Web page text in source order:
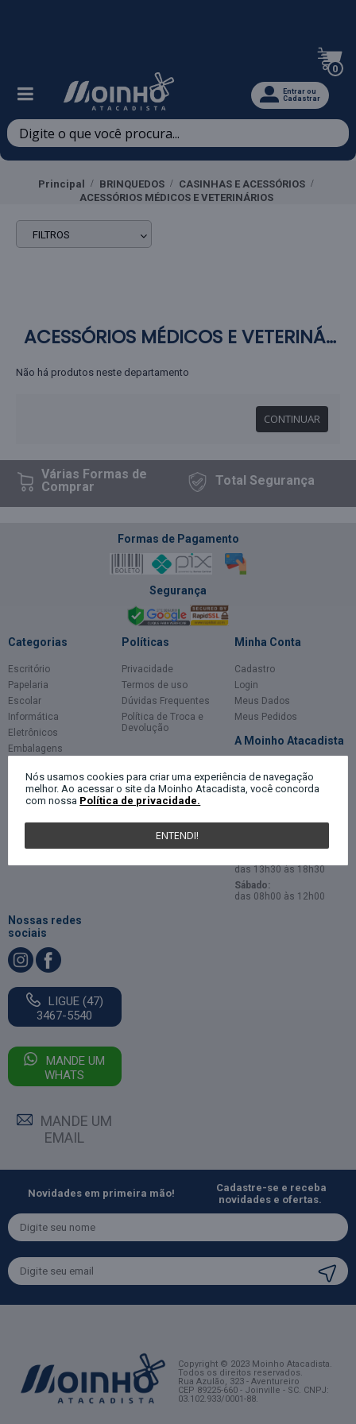
0
Entrar ou
Cadastrar
Principal BRINQUEDOS
CASINHAS E ACESSÓRIOS
ACESSÓRIOS MÉDICOS E VETERINÁRIOS
FILTROS
ACESSÓRIOS MÉDICOS E VETERINÁRIOS
Não há produtos neste departamento
CONTINUAR
Várias Formasde
Comprar
TotalSegurança
Nós usamos cookies para criar uma experiência de navegação
melhor. Ao acessar o site da Moinho Atacadista, você concorda
com nossa Política de privacidade.
ENTENDI!
Formas de Pagamento
Segurança
Categorias
Escritório
Papelaria
Escolar
Informática
Eletrônicos
Embalagens
Higiene e Beleza
Utilidades Domésticas
Políticas
Privacidade
Termos de uso
Dúvidas Frequentes
Política de Troca e
Devolução
Minha Conta
Cadastro
Login
Meus Dados
Meus Pedidos
A Moinho Atacadista
Sobre
Atendimento
Segunda a Sexta-feira:
das 13h30 às 18h30
Sábado:
das 08h00 às 12h00
Nossas redes
sociais
LIGUE (47)
3467-5540
MANDE UM
WHATS
MANDE UM
EMAIL
Novidades em primeira mão!
Cadastre-se e receba
novidades e ofertas.
Copyright © 2023 Moinho Atacadista.
Todos os direitos reservados.
Rua Azulão, 323 - Aventureiro
CEP 89225-660 - Joinville - SC . CNPJ:
03.102.933/0001-88.